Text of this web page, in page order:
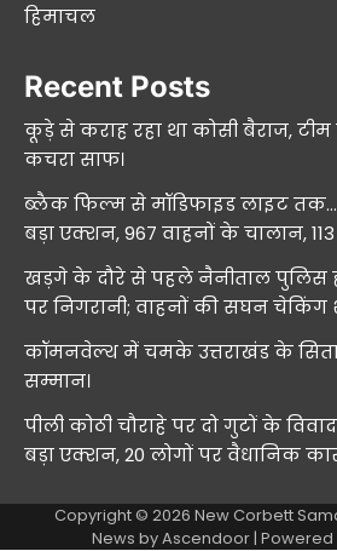
हिमाचल
Recent Posts
कूड़े से कराह रहा था कोसी बैराज, टीम
कचरा साफ।
ब्लैक फिल्म से मॉडिफाइड लाइट
बड़ा एक्शन, 967 वाहनों के चालान, 113
खड़गे के दौरे से पहले नैनीताल पुलिस
पर निगरानी; वाहनों की सघन चेकिंग
कॉमनवेल्थ में चमके उत्तराखंड के
सम्मान।
पीली कोठी चौराहे पर दो गुटों के
बड़ा एक्शन, 20 लोगों पर वैधानिक
Copyright © 2026 New Corbett
News byAscendoor| Powered